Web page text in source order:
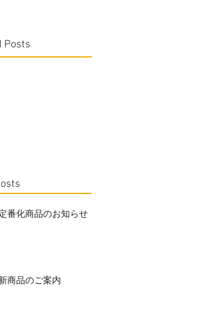
Posts
番化商品のお知らせ
商品のご案内